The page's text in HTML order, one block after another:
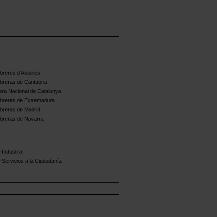
d'Asturies
de Cantabria
Nacional de Catalunya
de Extremadura
de Madrid
de Navarra
Industria
Servicios a la Ciudadanía